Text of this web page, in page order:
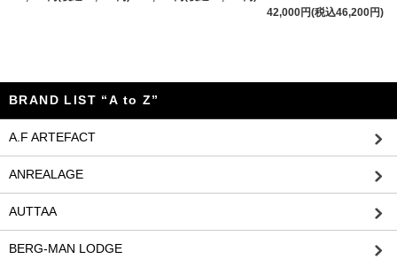
42,000円(税込46,200円)
BRAND LIST “A to Z”
A.F ARTEFACT
ANREALAGE
AUTTAA
BERG-MAN LODGE